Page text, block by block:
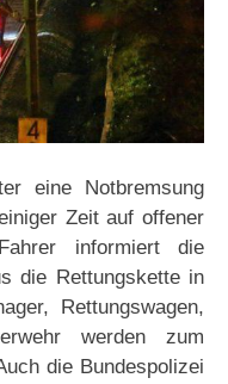
eine Notbremsung
Zeit auf offener
informiert die
die Rettungskette in
Rettungswagen,
werden zum
die Bundespolizei